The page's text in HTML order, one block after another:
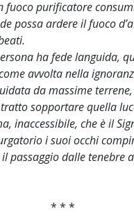
fuoco purificatore
possa ardere il fuoco
ha fede languida,
avvolta nella
da massime
sopportare quella
inaccessibile, che è il
i suoi occhi
passaggio dalle tenebre
* * *